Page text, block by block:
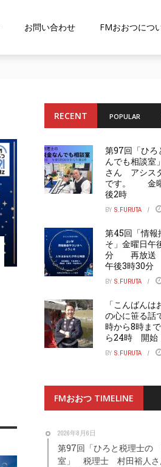
お問い合わせ FMおおつにつ
RECENT POPULAR
第97回「ひ
んでも相談
さん アシス
です。 金曜
後2時
BY S.FURUTA
第45回「情報
そ」金曜日午
分 再放送
午後3時30分
BY S.FURUTA
「こんばん
の心に笹る話
時から8時ま
ら24時 開始
BY S.FURUTA
FMおおつ TIMELINE
2026年8月6日
第97回「ひろと税理士
室」 税理士 村田裕人